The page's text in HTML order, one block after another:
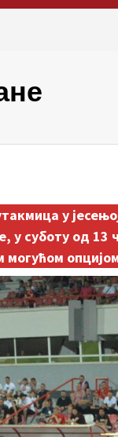
у
у суботу од 13